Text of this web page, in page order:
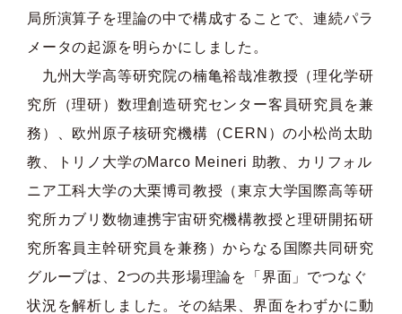
局所演算子を理論の中で構成することで、連続パラ
メータの起源を明らかにしました。
九州大学高等研究院の楠亀裕哉准教授（理化学研
究所（理研）数理創造研究センター客員研究員を兼
務）、欧州原子核研究機構（CERN）の小松尚太助
教、トリノ大学のMarco Meineri 助教、カリフォル
ニア工科大学の大栗博司教授（東京大学国際高等研
究所カブリ数物連携宇宙研究機構教授と理研開拓研
究所客員主幹研究員を兼務）からなる国際共同研究
グループは、2つの共形場理論を「界面」でつなぐ
状況を解析しました。その結果、界面をわずかに動